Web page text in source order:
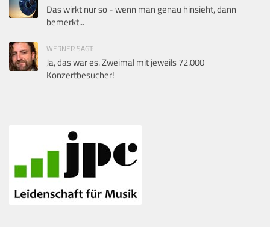
Das wirkt nur so - wenn man genau hinsieht, dann
bemerkt...
WERNER SAGT:
Ja, das war es. Zweimal mit jeweils 72.000
Konzertbesucher!